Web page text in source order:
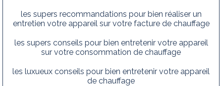
les supers recommandations pour bien réaliser un
entretien votre appareil sur votre facture de chauffage
les supers conseils pour bien entretenir votre appareil
sur votre consommation de chauffage
les luxueux conseils pour bien entretenir votre appareil
de chauffage